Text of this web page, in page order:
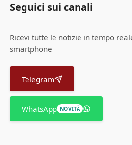
Seguici sui canali
Ricevi tutte le notizie in tempo
smartphone!
Telegram
WhatsApp NOVITÀ